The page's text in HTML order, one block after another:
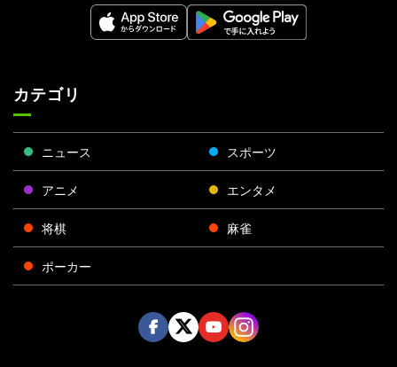
カテゴリ
ニュース スポーツ
アニメ エンタメ
将棋 麻雀
ポーカー